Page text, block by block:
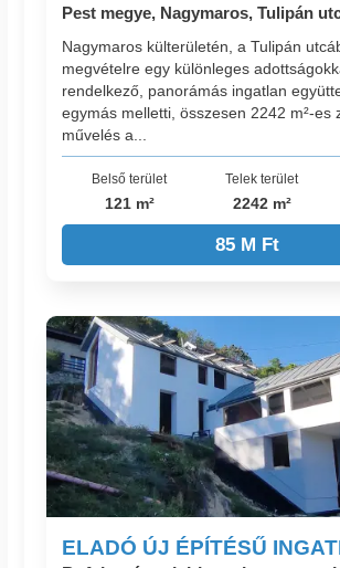
Pest megye, Nagymaros, Tulipán
Nagymaros külterületén, a Tulipán
megvételre egy különleges
rendelkező, panorámás ingatlan
egymás melletti, összesen 2242 m²-es
művelés a...
Belső terület
121 m²
Telek terület
2242 m²
85 M Ft
ELADÓ ÚJ ÉPÍTÉSŰ